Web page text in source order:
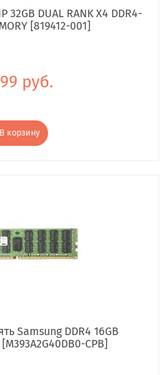
DUAL RANK X4 DDR4-
[819412-001]
руб.
В корзину
Samsung DDR4 16GB
CPB]